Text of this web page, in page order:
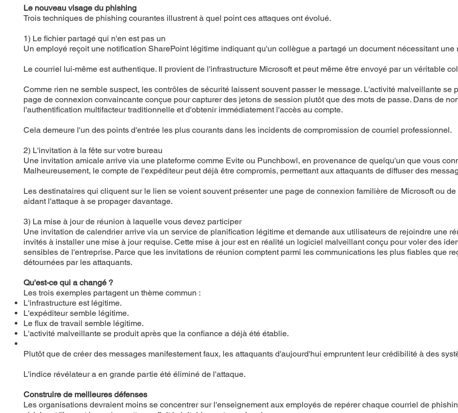
Le nouveau visage du phishing
Trois techniques de phishing courantes illustrent à quel point ces attaques ont évolué.
1) Le fichier partagé qui n'en est pas un
Un employé reçoit une notification SharePoint légitime indiquant qu'un collègue a partagé un document nécessitant une
Le courriel lui-même est authentique. Il provient de l'infrastructure Microsoft et peut même être envoyé par un véritable
Comme rien ne semble suspect, les contrôles de sécurité laissent souvent passer le message. L'activité malveillante
page de connexion convaincante conçue pour capturer des jetons de session plutôt que des mots de passe. Dans de
l'authentification multifacteur traditionnelle et d'obtenir immédiatement l'accès au compte.
Cela demeure l'un des points d'entrée les plus courants dans les incidents de compromission de courriel professionnel.
2) L'invitation à la fête sur votre bureau
Une invitation amicale arrive via une plateforme comme Evite ou Punchbowl, en provenance de quelqu'un que vous
Malheureusement, le compte de l'expéditeur peut déjà être compromis, permettant aux attaquants de diffuser des
Les destinataires qui cliquent sur le lien se voient souvent présenter une page de connexion familière de Microsoft ou
aidant l'attaque à se propager davantage.
3) La mise à jour de réunion à laquelle vous devez participer
Une invitation de calendrier arrive via un service de planification légitime et demande aux utilisateurs de rejoindre une
invités à installer une mise à jour requise. Cette mise à jour est en réalité un logiciel malveillant conçu pour voler des
sensibles de l'entreprise. Parce que les invitations de réunion comptent parmi les communications les plus fiables que
détournées par les attaquants.
Qu'est-ce qui a changé ?
Les trois exemples partagent un thème commun :
L'infrastructure est légitime.
L'expéditeur semble légitime.
Le flux de travail semble légitime.
L'activité malveillante se produit après que la confiance a déjà été établie.
Plutôt que de créer des messages manifestement faux, les attaquants d'aujourd'hui empruntent leur crédibilité à des
L'indice révélateur a en grande partie été éliminé de l'attaque.
Construire de meilleures défenses
Les organisations devraient moins se concentrer sur l'enseignement aux employés de repérer chaque courriel de